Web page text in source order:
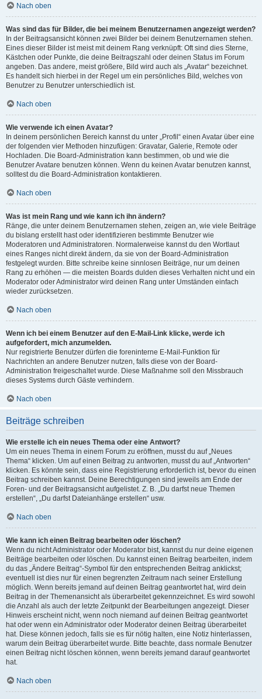
Nach oben
Was sind das für Bilder, die bei meinem Benutzernamen angezeigt werden?
In der Beitragsansicht können zwei Bilder bei deinem Benutzernamen stehen.
Eines dieser Bilder ist meist mit deinem Rang verknüpft: Oft sind dies Sterne,
Kästchen oder Punkte, die deine Beitragszahl oder deinen Status im Forum
angeben. Das andere, meist größere, Bild wird auch als „Avatar“ bezeichnet.
Es handelt sich hierbei in der Regel um ein persönliches Bild, welches von
Benutzer zu Benutzer unterschiedlich ist.
Nach oben
Wie verwende ich einen Avatar?
In deinem persönlichen Bereich kannst du unter „Profil“ einen Avatar über eine
der folgenden vier Methoden hinzufügen: Gravatar, Galerie, Remote oder
Hochladen. Die Board-Administration kann bestimmen, ob und wie die
Benutzer Avatare benutzen können. Wenn du keinen Avatar benutzen kannst,
solltest du die Board-Administration kontaktieren.
Nach oben
Was ist mein Rang und wie kann ich ihn ändern?
Ränge, die unter deinem Benutzernamen stehen, zeigen an, wie viele Beiträge
du bislang erstellt hast oder identifizieren bestimmte Benutzer wie
Moderatoren und Administratoren. Normalerweise kannst du den Wortlaut
eines Ranges nicht direkt ändern, da sie von der Board-Administration
festgelegt wurden. Bitte schreibe keine sinnlosen Beiträge, nur um deinen
Rang zu erhöhen — die meisten Boards dulden dieses Verhalten nicht und ein
Moderator oder Administrator wird deinen Rang unter Umständen einfach
wieder zurücksetzen.
Nach oben
Wenn ich bei einem Benutzer auf den E-Mail-Link klicke, werde ich
aufgefordert, mich anzumelden.
Nur registrierte Benutzer dürfen die foreninterne E-Mail-Funktion für
Nachrichten an andere Benutzer nutzen, falls diese von der Board-
Administration freigeschaltet wurde. Diese Maßnahme soll den Missbrauch
dieses Systems durch Gäste verhindern.
Nach oben
Beiträge schreiben
Wie erstelle ich ein neues Thema oder eine Antwort?
Um ein neues Thema in einem Forum zu eröffnen, musst du auf „Neues
Thema“ klicken. Um auf einen Beitrag zu antworten, musst du auf „Antworten“
klicken. Es könnte sein, dass eine Registrierung erforderlich ist, bevor du einen
Beitrag schreiben kannst. Deine Berechtigungen sind jeweils am Ende der
Foren- und der Beitragsansicht aufgelistet. Z. B. „Du darfst neue Themen
erstellen“, „Du darfst Dateianhänge erstellen“ usw.
Nach oben
Wie kann ich einen Beitrag bearbeiten oder löschen?
Wenn du nicht Administrator oder Moderator bist, kannst du nur deine eigenen
Beiträge bearbeiten oder löschen. Du kannst einen Beitrag bearbeiten, indem
du das „Ändere Beitrag“-Symbol für den entsprechenden Beitrag anklickst;
eventuell ist dies nur für einen begrenzten Zeitraum nach seiner Erstellung
möglich. Wenn bereits jemand auf deinen Beitrag geantwortet hat, wird dein
Beitrag in der Themenansicht als überarbeitet gekennzeichnet. Es wird sowohl
die Anzahl als auch der letzte Zeitpunkt der Bearbeitungen angezeigt. Dieser
Hinweis erscheint nicht, wenn noch niemand auf deinen Beitrag geantwortet
hat oder wenn ein Administrator oder Moderator deinen Beitrag überarbeitet
hat. Diese können jedoch, falls sie es für nötig halten, eine Notiz hinterlassen,
warum dein Beitrag überarbeitet wurde. Bitte beachte, dass normale Benutzer
einen Beitrag nicht löschen können, wenn bereits jemand darauf geantwortet
hat.
Nach oben